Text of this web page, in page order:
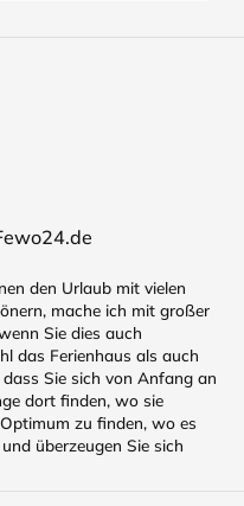
den Urlaub mit vielen
mache ich mit großer
Sie dies auch
das Ferienhaus als auch
Sie sich von Anfang an
dort finden, wo sie
zu finden, wo es
überzeugen Sie sich